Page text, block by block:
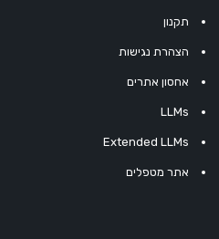
תקנון
הצהרת נגישות
אחסון אתרים
LLMs
Extended LLMs
אתר מטפלים